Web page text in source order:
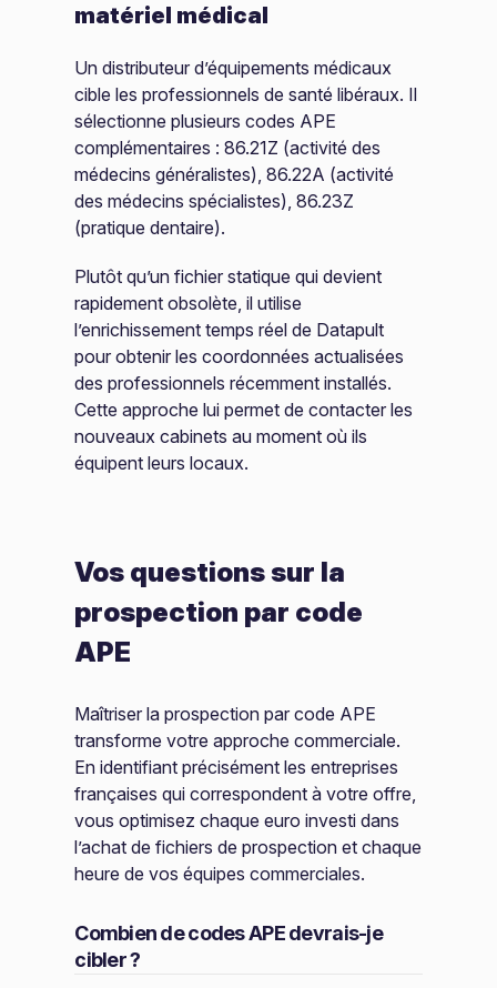
matériel médical
Un distributeur d’équipements médicaux
cible les professionnels de santé libéraux. Il
sélectionne plusieurs codes APE
complémentaires : 86.21Z (activité des
médecins généralistes), 86.22A (activité
des médecins spécialistes), 86.23Z
(pratique dentaire).
Plutôt qu’un fichier statique qui devient
rapidement obsolète, il utilise
l’enrichissement temps réel de Datapult
pour obtenir les coordonnées actualisées
des professionnels récemment installés.
Cette approche lui permet de contacter les
nouveaux cabinets au moment où ils
équipent leurs locaux.
Vos questions sur la
prospection par code
APE
Maîtriser la prospection par code APE
transforme votre approche commerciale.
En identifiant précisément les entreprises
françaises qui correspondent à votre offre,
vous optimisez chaque euro investi dans
l’achat de fichiers de prospection et chaque
heure de vos équipes commerciales.
Combien de codes APE devrais-je
cibler ?